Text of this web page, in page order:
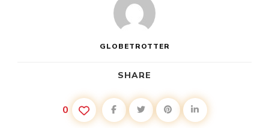
GLOBETROTTER
SHARE
0